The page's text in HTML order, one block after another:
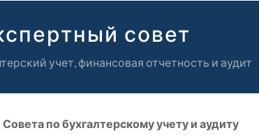
совет
учет, финансовая отчетность и аудит
по бухгалтерскому учету и аудиту